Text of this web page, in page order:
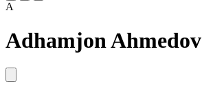
A
Adhamjon Ahmedov